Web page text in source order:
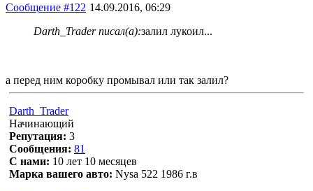
Сообщение #122 14.09.2016, 06:29
Darth_Trader писал(а):залил лукоил...
а перед ним коробку промывал или так залил?
Darth_Trader
Начинающий
Репутация: 3
Сообщения: 81
С нами: 10 лет 10 месяцев
Марка вашего авто: Nysa 522 1986 г.в